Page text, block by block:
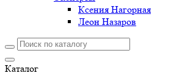
Ксения Нагорная
Леон Назаров
Каталог